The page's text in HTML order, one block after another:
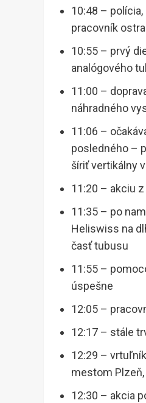
10:48 –
pracovník
10:55 – prvý
analógového
11:00 –
náhradného
11:06 –
posledného –
šíriť vertikálny
11:20 – akciu
11:35 – po
Heliswiss na
časť tubusu
11:55 –
úspešne
12:05 –
12:17 – stále
12:29 –
mestom
12:30 – akcia